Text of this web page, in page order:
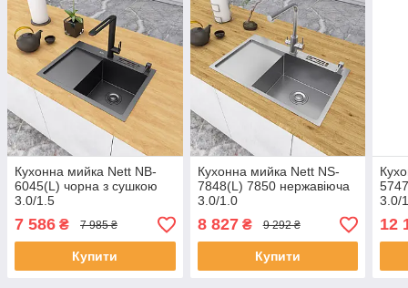
Кухонна мийка Nett NB-
6045(L) чорна з сушкою
3.0/1.5
7 586 ₴ 7 985 ₴
Купити
Кухонна мийка Nett NS-
7848(L) 7850 нержавіюча
3.0/1.0
8 827₴ 9 292 ₴
Купити
3.0/
12